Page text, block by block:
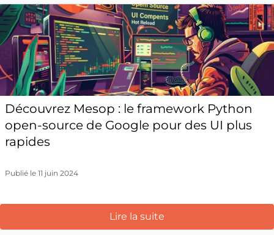
Découvrez Mesop : le framework Python
open-source de Google pour des UI plus
rapides
Publié le 11 juin 2024
Lire la suite